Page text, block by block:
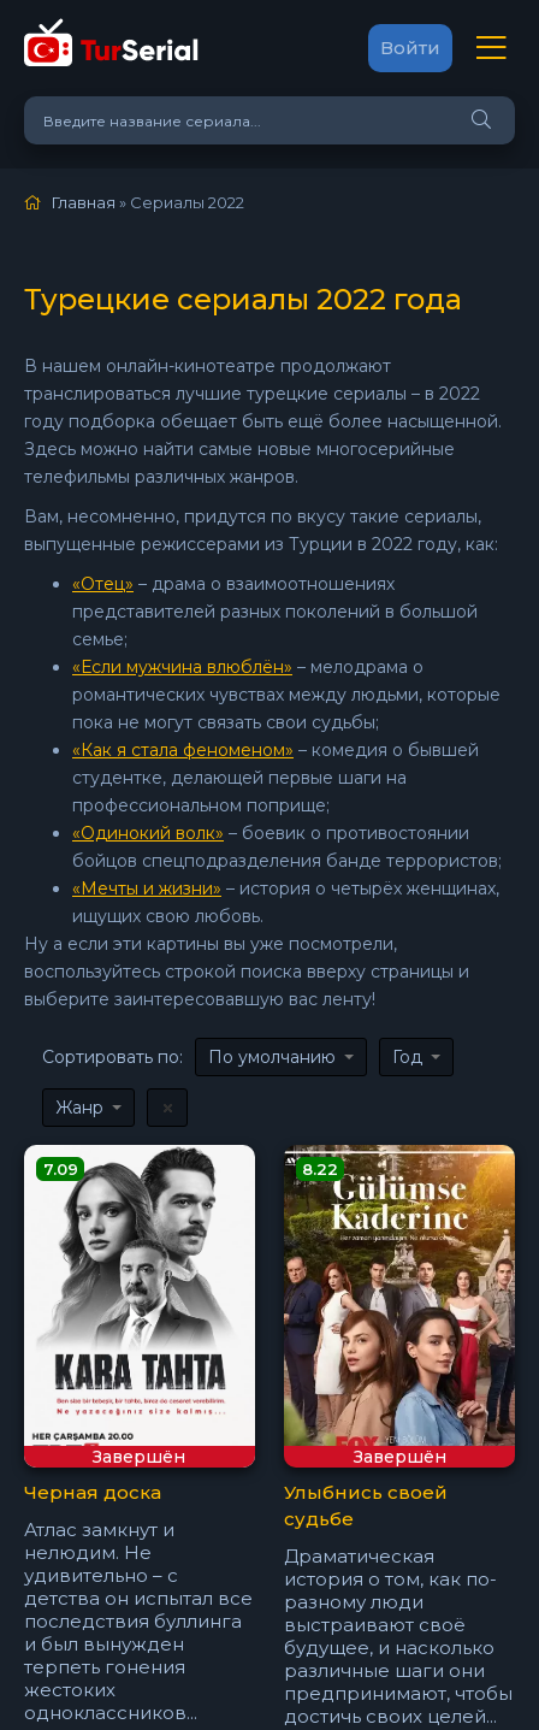
Войти
Главная » Сериалы 2022
Турецкие сериалы 2022 года
В нашем онлайн-кинотеатре продолжают
транслироваться лучшие турецкие сериалы – в 2022
году подборка обещает быть ещё более насыщенной.
Здесь можно найти самые новые многосерийные
телефильмы различных жанров.
Вам, несомненно, придутся по вкусу такие сериалы,
выпущенные режиссерами из Турции в 2022 году, как:
«Отец» – драма о взаимоотношениях
представителей разных поколений в большой
семье;
«Если мужчина влюблён» – мелодрама о
романтических чувствах между людьми, которые
пока не могут связать свои судьбы;
«Как я стала феноменом» – комедия о бывшей
студентке, делающей первые шаги на
профессиональном поприще;
«Одинокий волк» – боевик о противостоянии
бойцов спецподразделения банде террористов;
«Мечты и жизни» – история о четырёх женщинах,
ищущих свою любовь.
Ну а если эти картины вы уже посмотрели,
воспользуйтесь строкой поиска вверху страницы и
выберите заинтересовавшую вас ленту!
Сортировать по: По умолчанию Год
Жанр
Завершён
7.09
Черная доска
Атлас замкнут и
нелюдим. Не
удивительно – с
детства он испытал все
последствия буллинга
и был вынужден
терпеть гонения
жестоких
одноклассников...
Завершён
8.22
Улыбнись своей
судьбе
Драматическая
история о том, как по-
разному люди
выстраивают своё
будущее, и насколько
различные шаги они
предпринимают, чтобы
достичь своих целей...